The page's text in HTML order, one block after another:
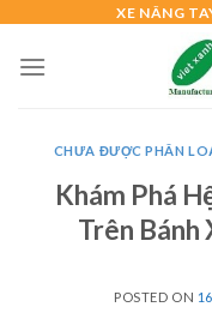
content
XE NÂNG
CHƯA ĐƯỢC PHÂN
Khám Phá
Trên Bánh
POSTED ON